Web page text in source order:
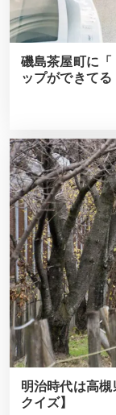
磯島茶屋町に
ップができてる
明治時代は高
クイズ】